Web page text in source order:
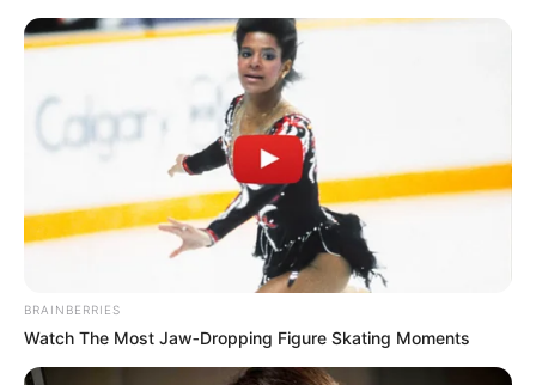
укр рус
Инфраструктура